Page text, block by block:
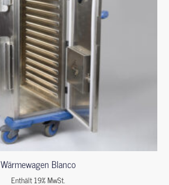
Wärmewagen Blanco
Enthält 19% MwSt.